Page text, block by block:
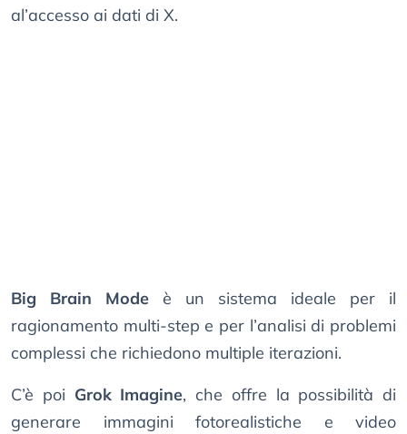
al’accesso ai dati di X.
Big Brain Mode è un sistema ideale per il
ragionamento multi-step e per l’analisi di problemi
complessi che richiedono multiple iterazioni.
C’è poi Grok Imagine, che offre la possibilità di
generare immagini fotorealistiche e video